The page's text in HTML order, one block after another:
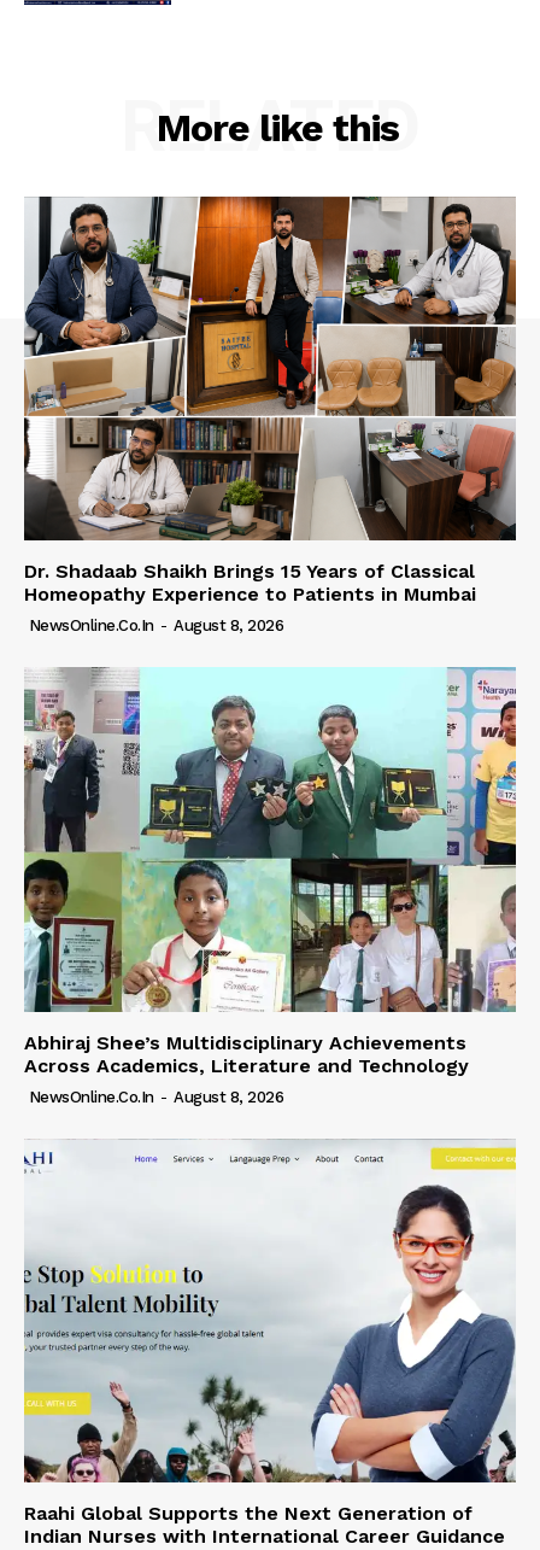
More like this
RELATED
Dr. Shadaab Shaikh Brings 15 Years of Classical
Homeopathy Experience to Patients in Mumbai
NewsOnline.co.in - August 8, 2026
Abhiraj Shee’s Multidisciplinary Achievements
Across Academics, Literature and Technology
NewsOnline.co.in - August 8, 2026
Raahi Global Supports the Next Generation of
Indian Nurses with International Career Guidance